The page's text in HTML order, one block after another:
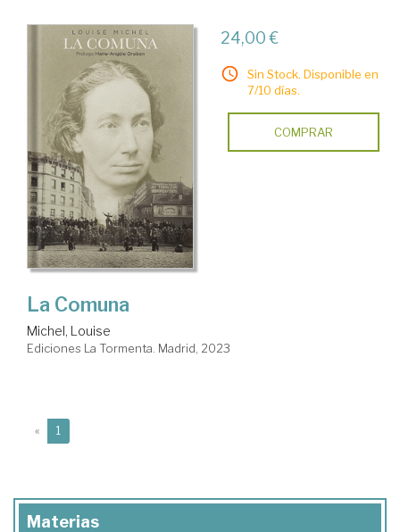
24,00 €
Sin Stock. Disponible en
7/10 días.
COMPRAR
La Comuna
Michel, Louise
Ediciones La Tormenta. Madrid, 2023
« 1
Materias